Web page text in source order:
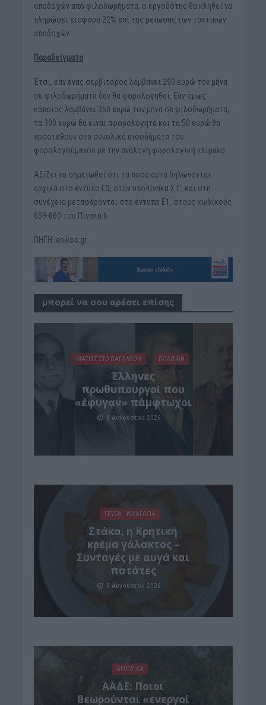
αποδοχών από φιλοδωρήματα, ο εργοδότης θα κληθεί να
πληρώσει εισφορά 22% επί της μείωσης των τακτικών
αποδοχών.
Παραδείγματα
Έτσι, εάν ένας σερβιτόρος λαμβάνει 290 ευρώ τον μήνα
σε φιλοδωρήματα δεν θα φορολογηθεί. Εάν όμως
κάποιος λαμβάνει 350 ευρώ τον μήνα σε φιλοδωρήματα,
τα 300 ευρώ θα είναι αφορολόγητα και τα 50 ευρώ θα
προστεθούν στα συνολικά εισοδήματα του
φορολογούμενου με την ανάλογη φορολογική κλίμακα.
Αξίζει να σημειωθεί ότι τα ποσά αυτά δηλώνονται
αρχικά στο έντυπο Ε3, στον υποπίνακα ΣΤ’, και στη
συνέχεια μεταφέρονται στο έντυπο Ε1, στους κωδικούς
659-660 του Πίνακα 6.
ΠΗΓΗ: enikos.gr
μπορεί να σου αρέσει επίσης
ΜΑΤΙΕΣ ΣΤΟ ΠΑΡΕΛΘΟΝ ΠΟΛΙΤΙΚΗ
Έλληνες
πρωθυπουργοί που
«έφυγαν» πάμφτωχοι
8 Αυγούστου 2026
ΓΕΎΣΗ - ΨΥΧΑΓΩΓΊΑ
Στάκα, η Κρητική
κρέμα γάλακτος –
Συνταγές με αυγά και
πατάτες
8 Αυγούστου 2026
ΑΓΡΟΤΙΚΑ
ΑΑΔΕ: Ποιοι
θεωρούνται «ενεργοί